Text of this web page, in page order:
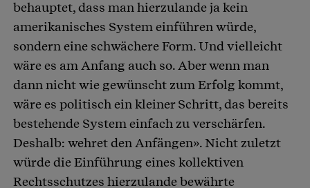
behauptet, dass man hierzulande ja kein
amerikanisches System einführen würde,
sondern eine schwächere Form. Und vielleicht
wäre es am Anfang auch so. Aber wenn man
dann nicht wie gewünscht zum Erfolg kommt,
wäre es politisch ein kleiner Schritt, das bereits
bestehende System einfach zu verschärfen.
Deshalb: wehret den Anfängen». Nicht zuletzt
würde die Einführung eines kollektiven
Rechtsschutzes hierzulande bewährte